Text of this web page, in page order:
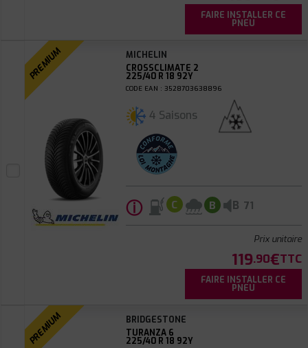
FAIRE INSTALLER CE
PNEU
PREMIUM
MICHELIN
CROSSCLIMATE 2
225/40 R 18 92Y
CODE EAN : 3528703638896
4 Saisons
ⓘ C B B 71
Prix unitaire
119.90€TTC
FAIRE INSTALLER CE
PNEU
PREMIUM
BRIDGESTONE
TURANZA 6
225/40 R 18 92Y